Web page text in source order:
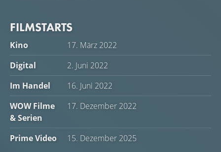
FILMSTARTS
Kino
17. März 2022
Digital
2. Juni 2022
Im Handel
16. Juni 2022
WOW Filme
& Serien
17. Dezember 2022
Prime Video 15. Dezember 2025